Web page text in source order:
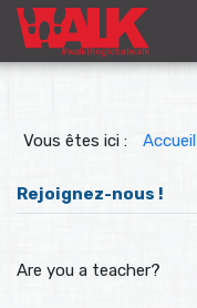
Vous êtes ici : Accueil
Rejoignez-nous !
Are you a teacher?